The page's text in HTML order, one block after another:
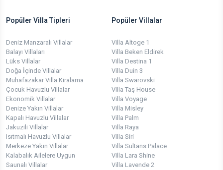
Popüler Villa Tipleri
Deniz Manzaralı Villalar
Balayı Villaları
Lüks Villalar
Doğa İçinde Villalar
Muhafazakar Villa Kiralama
Çocuk Havuzlu Villalar
Ekonomik Villalar
Denize Yakın Villalar
Kapalı Havuzlu Villalar
Jakuzili Villalar
Isıtmalı Havuzlu Villalar
Merkeze Yakın Villalar
Kalabalık Ailelere Uygun
Saunalı Villalar
Popüler Villalar
Villa Altoge 1
Villa Beken Eldirek
Villa Destina 1
Villa Duin 3
Villa Swarovski
Villa Taş House
Villa Voyage
Villa Misley
Villa Palm
Villa Raya
Villa Siri
Villa Sultans Palace
Villa Lara Shine
Villa Lavende 2